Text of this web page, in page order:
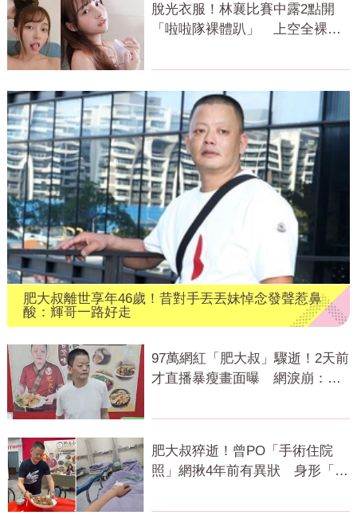
脫光衣服！林襄比賽中露2點開
「啦啦隊裸體趴」 上空全裸被
肥大叔離世享年46歲！昔對手丟丟妹悼念發聲惹鼻
酸：輝哥一路好走
97萬網紅「肥大叔」驟逝！2天前
才直播暴瘦畫面曝 網淚崩：一
肥大叔猝逝！曾PO「手術住院
照」網揪4年前有異狀 身形「對